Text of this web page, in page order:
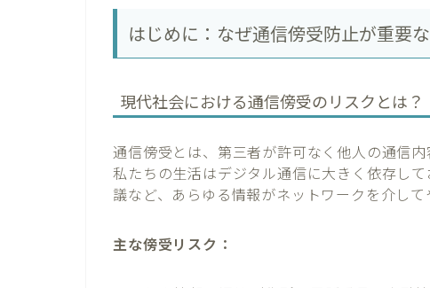
はじめに：なぜ通信傍受防止が重要
現代社会における通信傍受のリスクとは？
通信傍受とは、第三者が許可なく他人の通信
私たちの生活はデジタル通信に大きく依存し
議など、あらゆる情報がネットワークを介して
主な傍受リスク：